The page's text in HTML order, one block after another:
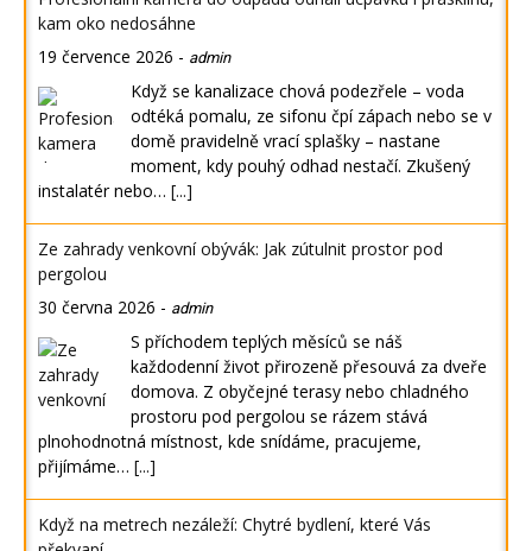
kam oko nedosáhne
19 července 2026 - admin
Když se kanalizace chová podezřele – voda
odtéká pomalu, ze sifonu čpí zápach nebo se v
domě pravidelně vrací splašky – nastane
moment, kdy pouhý odhad nestačí. Zkušený
instalatér nebo… [...]
Ze zahrady venkovní obývák: Jak zútulnit prostor pod
pergolou
30 června 2026 - admin
S příchodem teplých měsíců se náš
každodenní život přirozeně přesouvá za dveře
domova. Z obyčejné terasy nebo chladného
prostoru pod pergolou se rázem stává
plnohodnotná místnost, kde snídáme, pracujeme,
přijímáme… [...]
Když na metrech nezáleží: Chytré bydlení, které Vás